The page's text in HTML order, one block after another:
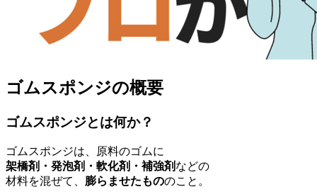
ゴムスポンジの概要
ゴムスポンジとは何か？
ゴムスポンジは、原料のゴムに
架橋剤・発泡剤・軟化剤・補強剤 などの
材料を混ぜて、 膨らませたもののこと。